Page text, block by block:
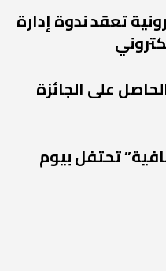
تعقد ندوة إدارة
على الجائزة
تحتفل بيوم